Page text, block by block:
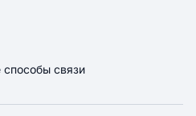
способы связи